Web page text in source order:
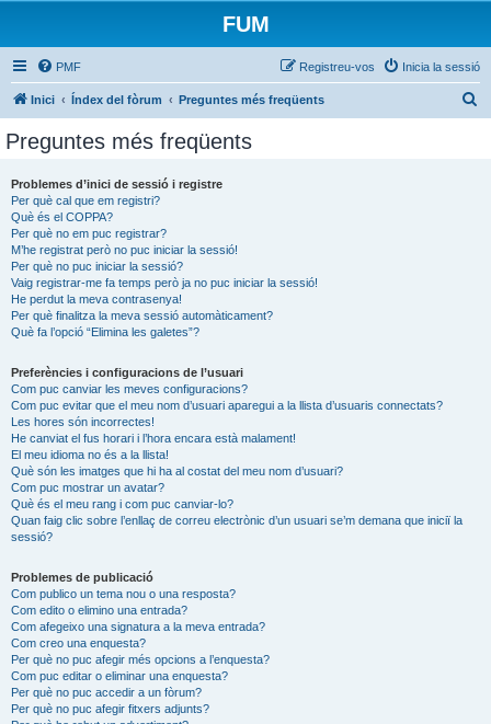
FUM
PMF Inicia la sessió
Registreu-vos
Inici Índex del fòrum Preguntes més freqüents
Preguntes més freqüents
Problemes d’inici de sessió i registre
Per què cal que em registri?
Què és el COPPA?
Per què no em puc registrar?
M’he registrat però no puc iniciar la sessió!
Per què no puc iniciar la sessió?
Vaig registrar-me fa temps però ja no puc iniciar la sessió!
He perdut la meva contrasenya!
Per què finalitza la meva sessió automàticament?
Què fa l’opció “Elimina les galetes”?
Preferències i configuracions de l’usuari
Com puc canviar les meves configuracions?
Com puc evitar que el meu nom d’usuari aparegui a la llista d’usuaris connectats?
Les hores són incorrectes!
He canviat el fus horari i l’hora encara està malament!
El meu idioma no és a la llista!
Què són les imatges que hi ha al costat del meu nom d’usuari?
Com puc mostrar un avatar?
Què és el meu rang i com puc canviar-lo?
Quan faig clic sobre l’enllaç de correu electrònic d’un usuari se’m demana que iniciï la
sessió?
Problemes de publicació
Com publico un tema nou o una resposta?
Com edito o elimino una entrada?
Com afegeixo una signatura a la meva entrada?
Com creo una enquesta?
Per què no puc afegir més opcions a l’enquesta?
Com puc editar o eliminar una enquesta?
Per què no puc accedir a un fòrum?
Per què no puc afegir fitxers adjunts?